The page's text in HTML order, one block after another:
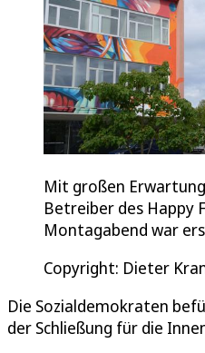
Mit großen
Betreiber des Happy
Montagabend war
Copyright: Dieter
Die Sozialdemokraten
der Schließung für die